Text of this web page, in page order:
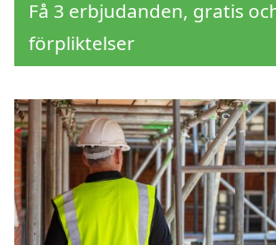
Få 3 erbjudanden, gratis
förpliktelser